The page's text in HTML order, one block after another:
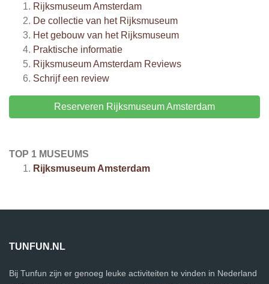
Rijksmuseum Amsterdam
De collectie van het Rijksmuseum
Het gebouw van het Rijksmuseum
Praktische informatie
Rijksmuseum Amsterdam Reviews
Schrijf een review
Reserveren Rijksmuseum Amsterdam
TOP 1 MUSEUMS
Rijksmuseum Amsterdam
TUNFUN.NL
Bij Tunfun zijn er genoeg leuke activiteiten te vinden in Nederland